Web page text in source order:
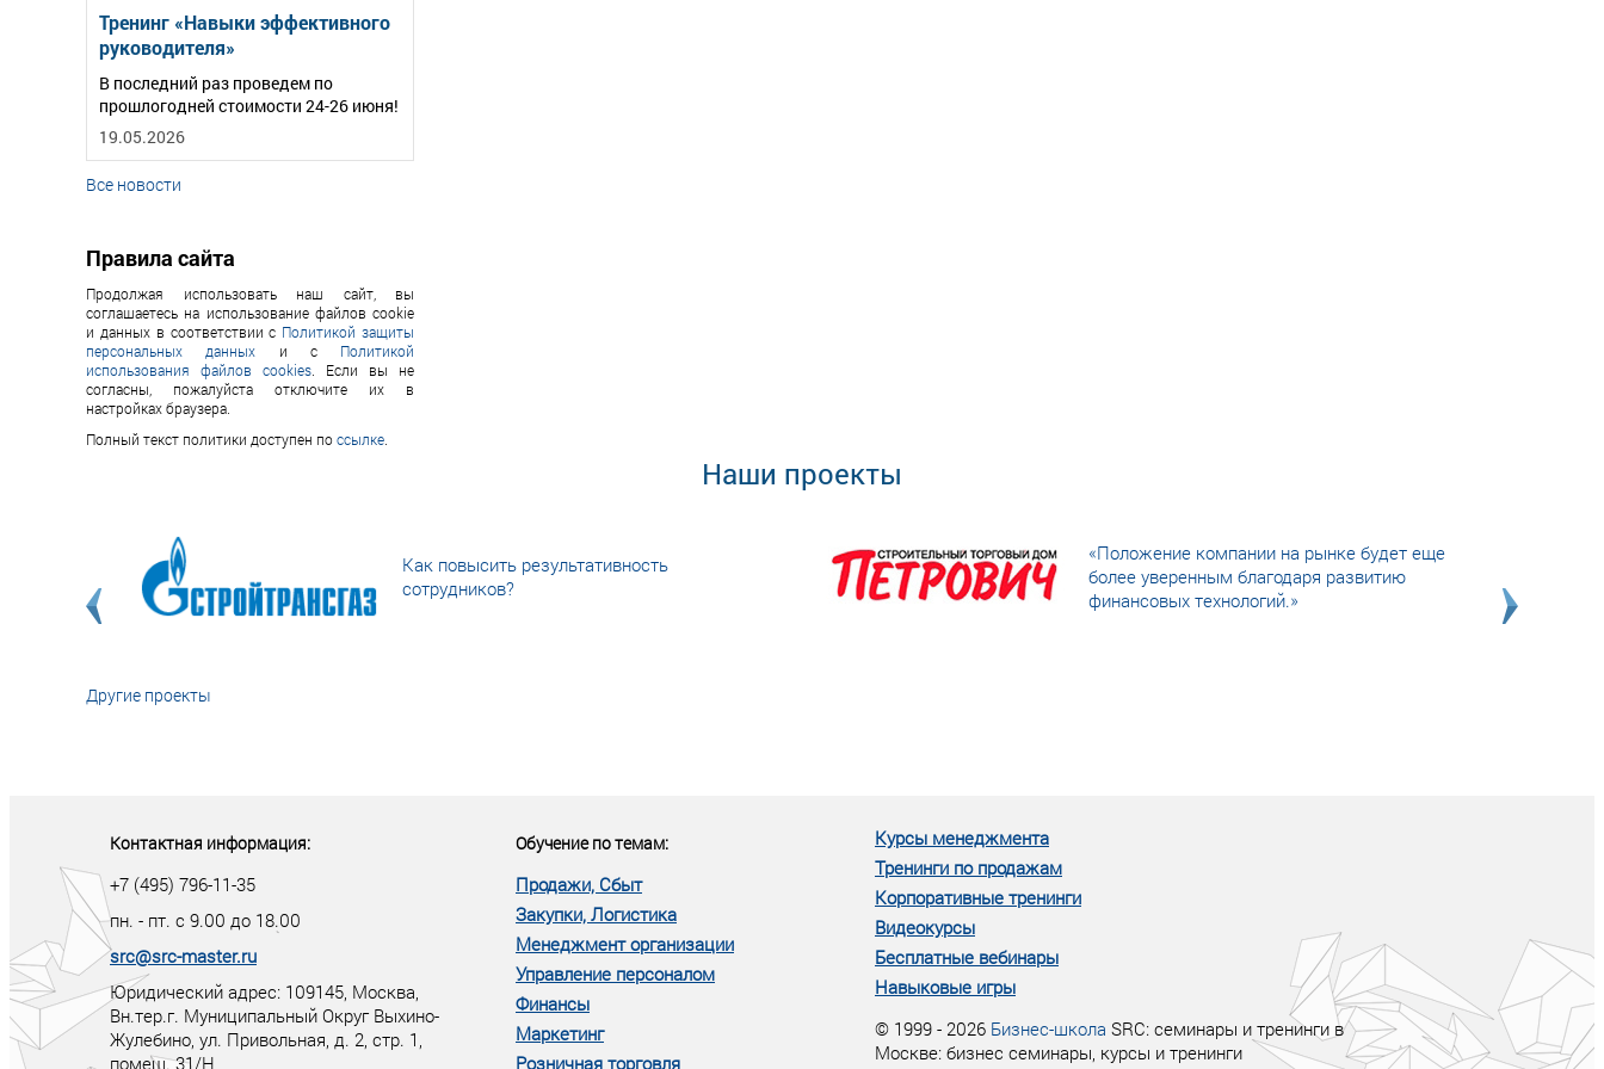
Тренинг «Навыки эффективного
руководителя»
В последний раз проведем по
прошлогодней стоимости 24-26 июня!
19.05.2026
Все новости
Правила сайта
Продолжая использовать наш сайт, вы
соглашаетесь на использование файлов cookie
и данных в соответствии с Политикой защиты
персональных данных и с Политикой
использования файлов cookies . Если вы не
согласны, пожалуйста отключите их в
настройках браузера.
Полный текст политики доступен поссылке
Наши проекты
Как повысить результативность
сотрудников?
«Положение компании на рынке будет еще
более уверенным благодаря развитию
финансовых технологий.»
Другие проекты
Контактная информация:
+7 (495) 796-11-35
пн. - пт. с 9.00 до 18.00
src@src-master.ru
Юридический адрес: 109145, Москва,
Вн.тер.г. Муниципальный Округ Выхино-
Жулебино, ул. Привольная, д. 2, стр. 1,
помещ. 31/Н
Обучение по темам:
Продажи, Сбыт
Закупки, Логистика
Менеджмент организации
Управление персоналом
Финансы
Маркетинг
Розничная торговля
Курсы менеджмента
Тренинги по продажам
Корпоративные тренинги
Видеокурсы
Бесплатные вебинары
Навыковые игры
© 1999 - 2026 Бизнес-школа SRC: семинары и тренинги в
Москве: бизнес семинары, курсы и тренинги